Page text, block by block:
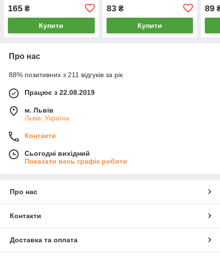
165 ₴
Купити
83₴
Купити
89
Про нас
88% позитивних з 211 відгуків за рік
Працює з 22.08.2019
м. Львів
Львів, Україна
Контакти
Сьогодні вихідний
Показати весь графік роботи
Про нас
Контакти
Доставка та оплата